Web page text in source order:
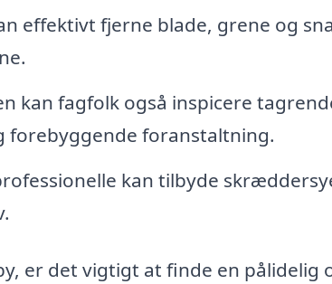
effektivt fjerne blade, grene og
kan fagfolk også inspicere
forebyggende foranstaltning.
kan tilbyde
er det vigtigt at finde en pålidelig